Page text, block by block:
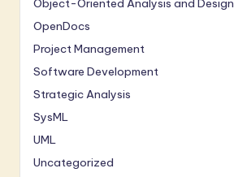
Object-Oriented Analysis and Design
OpenDocs
Project Management
Software Development
Strategic Analysis
SysML
UML
Uncategorized